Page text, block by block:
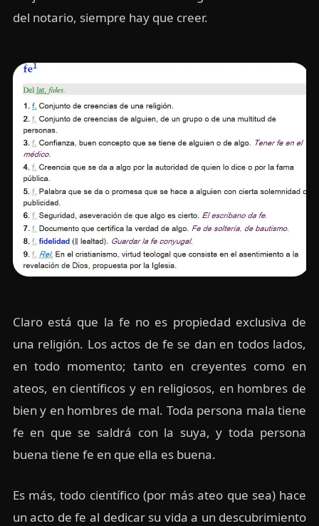
del notario, siempre hay que creer.
Claro está que la fe no es propiedad exclusiva de
una religión. Los actos de fe se dan en todos lados,
en todo momento; tanto en creyentes como en
ateos, en científicos y en religiosos, en hombres de
bien y en hombres de mal. Toda persona mala tiene
fe en que se saldrá con la suya, y toda persona
buena tiene fe en que ella es buena.
Es más, todo científico (por más ateo que sea) hace
un acto de fe al dedicar su vida a un descubrimiento